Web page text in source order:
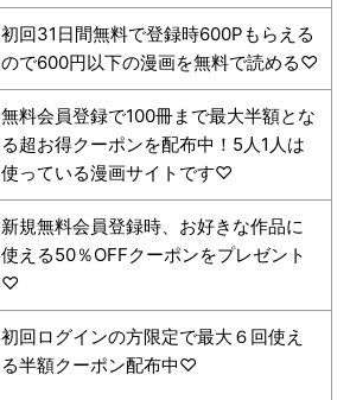
初回31日間無料で登録時600Pもらえる
ので600円以下の漫画を無料で読める♡
無料会員登録で100冊まで最大半額とな
る超お得クーポンを配布中！5人1人は
使っている漫画サイトです♡
新規無料会員登録時、 お好きな作品に
使える50％OFFクーポンをプレゼント
♡
初回ログインの方限定で最大６回使え
る半額クーポン配布中♡